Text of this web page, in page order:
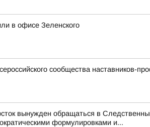
в офисе Зеленского
сообщества наставников-
вынужден обращаться в
формулировками и...